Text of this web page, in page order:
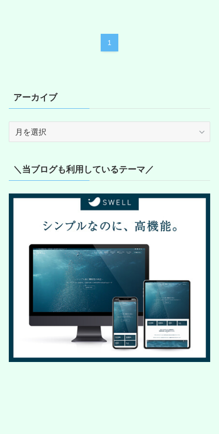
1
アーカイブ
＼当ブログも利用しているテーマ／